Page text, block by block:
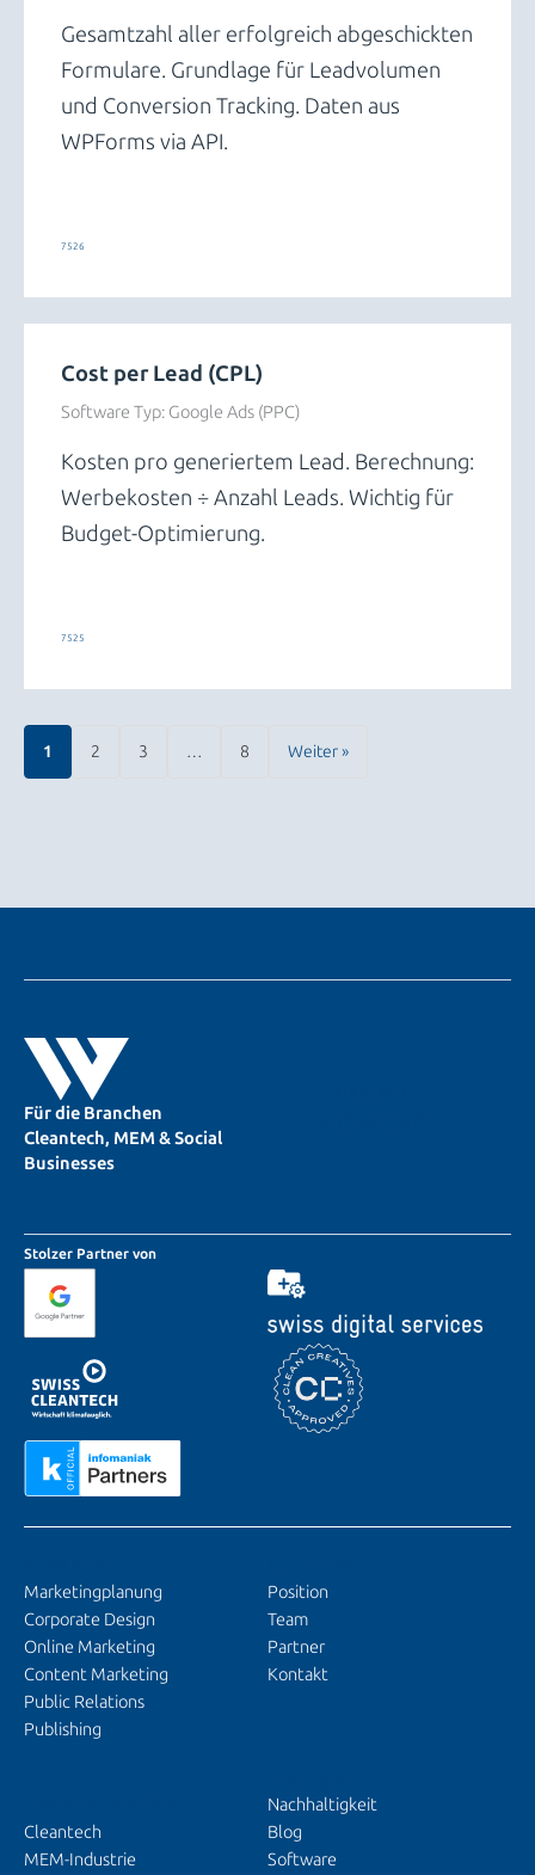
Gesamtzahl aller erfolgreich abgeschickten
Formulare. Grundlage für Leadvolumen
und Conversion Tracking. Daten aus
WPForms via API.
7526
Cost per Lead (CPL)
Software Typ: Google Ads (PPC)
Kosten pro generiertem Lead. Berechnung:
Werbekosten ÷ Anzahl Leads. Wichtig für
Budget-Optimierung.
7525
1 2 3 … 8 Weiter »
Für die Branchen
Cleantech, MEM & Social
Businesses
Stolzer Partner von
Marketingplanung
Corporate Design
Online Marketing
Content Marketing
Public Relations
Publishing
Cleantech
MEM-Industrie
Position
Team
Partner
Kontakt
Nachhaltigkeit
Blog
Software